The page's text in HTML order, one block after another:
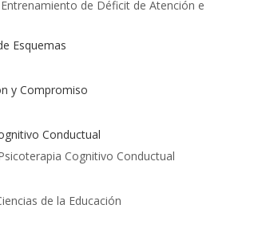
de Déficit de Atención e
Esquemas
y Compromiso
Conductual
Cognitivo Conductual
de la Educación